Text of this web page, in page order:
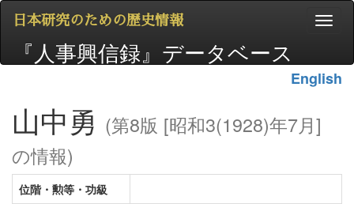
日本研究のための歴史情報
『人事興信録』データベース
English
山中勇 (第8版 [昭和3(1928)年7月]
の情報)
位階・勲等・功級